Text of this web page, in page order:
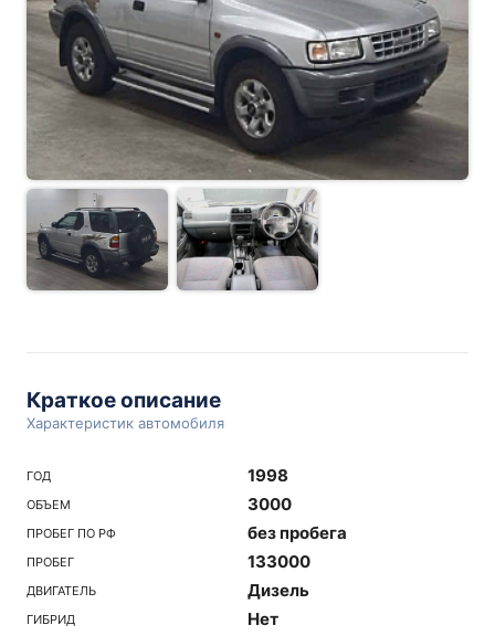
Краткое описание
Характеристик автомобиля
ГОД 1998
ОБЪЕМ 3000
ПРОБЕГ ПО РФ без пробега
ПРОБЕГ 133000
ДВИГАТЕЛЬ Дизель
ГИБРИД Нет